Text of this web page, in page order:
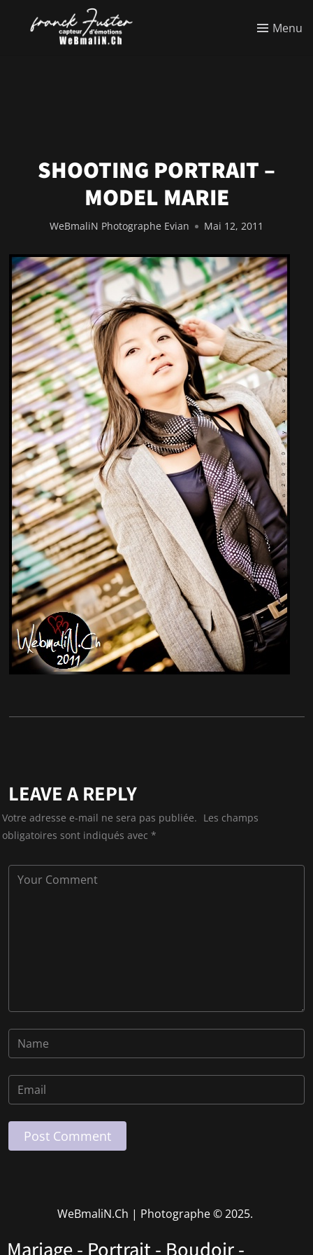
Menu
SHOOTING PORTRAIT –
MODEL MARIE
WeBmaliN Photographe Evian Mai 12, 2011
LEAVE A REPLY
Votre adresse e-mail ne sera pas publiée. Les champs
obligatoires sont indiqués avec *
Post Comment
WeBmaliN.Ch | Photographe© 2025.
Mariage - Portrait - Boudoir -